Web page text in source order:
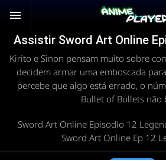
Assistir Sword Art Online
Kirito e Sinon pensam muito sobre
decidem armar uma emboscada
percebe que algo está errado, o
Bullet of Bullets não
Sword Art Online Episodio 12
Sword Art Online Ep 12